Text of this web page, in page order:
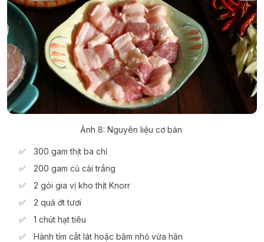
Ảnh 8: Nguyên liệu cơ bản
300 gam thịt ba chỉ
200 gam củ cải trắng
2 gói gia vị kho thịt Knorr
2 quả ớt tươi
1 chút hạt tiêu
Hành tím cắt lát hoặc băm nhỏ vừa hăn